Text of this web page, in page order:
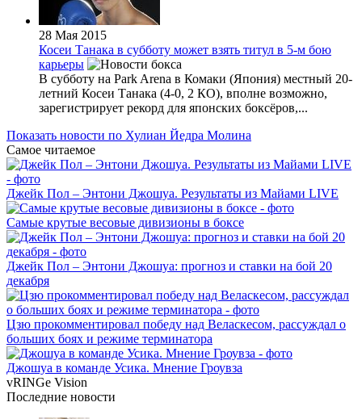
28 Мая 2015
Косеи Танака в субботу может взять титул в 5-м бою
карьеры
В субботу на Park Arena в Комаки (Япония) местный 20-
летний Косеи Танака (4-0, 2 КО), вполне возможно,
зарегистрирует рекорд для японских боксёров,...
Показать новости по Хулиан Йедра Молина
Самое читаемое
Джейк Пол – Энтони Джошуа. Результаты из Майами LIVE
Самые крутые весовые дивизионы в боксе
Джейк Пол – Энтони Джошуа: прогноз и ставки на бой 20
декабря
Цзю прокомментировал победу над Веласкесом, рассуждал о
больших боях и режиме терминатора
Джошуа в команде Усика. Мнение Гроувза
vRINGe Vision
Последние новости